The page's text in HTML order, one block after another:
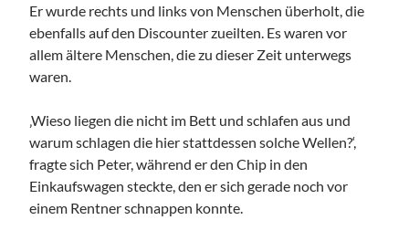
Er wurde rechts und links von Menschen überholt, die
ebenfalls auf den Discounter zueilten. Es waren vor
allem ältere Menschen, die zu dieser Zeit unterwegs
waren.
‚Wieso liegen die nicht im Bett und schlafen aus und
warum schlagen die hier stattdessen solche Wellen?‘,
fragte sich Peter, während er den Chip in den
Einkaufswagen steckte, den er sich gerade noch vor
einem Rentner schnappen konnte.